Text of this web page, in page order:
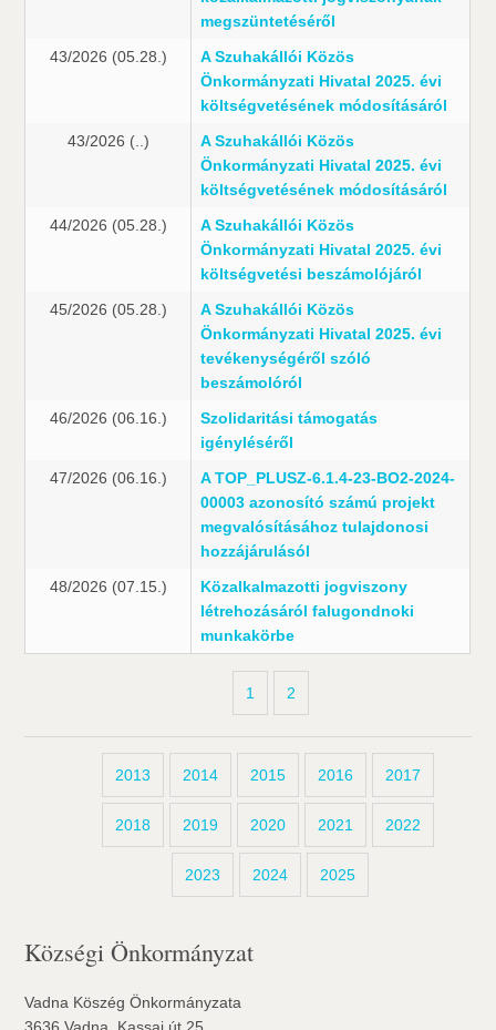
megszüntetéséről
43/2026 (05.28.)
A Szuhakállói Közös
Önkormányzati Hivatal 2025. évi
költségvetésének módosításáról
43/2026 (..)
A Szuhakállói Közös
Önkormányzati Hivatal 2025. évi
költségvetésének módosításáról
44/2026 (05.28.)
A Szuhakállói Közös
Önkormányzati Hivatal 2025. évi
költségvetési beszámolójáról
45/2026 (05.28.)
A Szuhakállói Közös
Önkormányzati Hivatal 2025. évi
tevékenységéről szóló
beszámolóról
46/2026 (06.16.)
Szolidaritási támogatás
igényléséről
47/2026 (06.16.)
A TOP_PLUSZ-6.1.4-23-BO2-2024-
00003 azonosító számú projekt
megvalósításához tulajdonosi
hozzájárulásól
48/2026 (07.15.)
Közalkalmazotti jogviszony
létrehozásáról falugondnoki
munkakörbe
1 2
2013 2014 2015 2016 2017
2018 2019 2020 2021 2022
2023 2024 2025
Községi Önkormányzat
Vadna Köszég Önkormányzata